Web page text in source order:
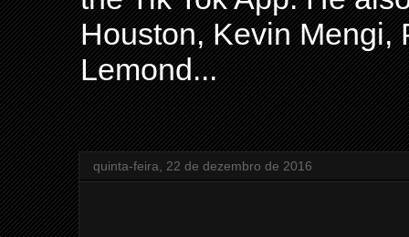
Houston, Kevin Mengi,
Lemond...
quinta-feira, 22 de dezembro de 2016